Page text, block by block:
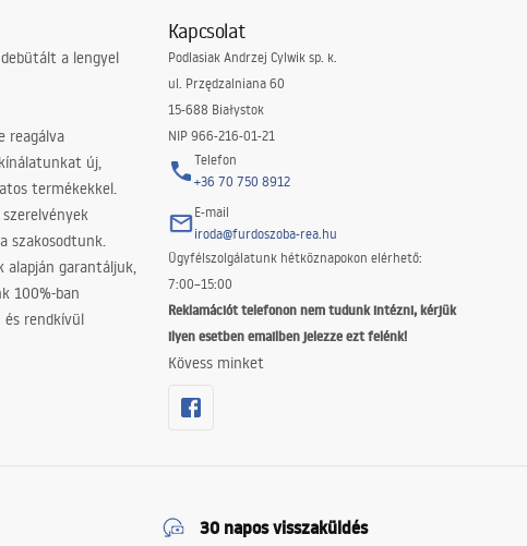
a lengyel
reagálva
új,
termékekkel.
szakosodtunk.
alapján garantáljuk,
100%-ban
és rendkívül
Kapcsolat
Podlasiak Andrzej Cylwik sp. k.
ul. Przędzalniana 60
15-688 Białystok
NIP 966-216-01-21
Telefon
+36 70 750 8912
E-mail
iroda@furdoszoba-rea.hu
Ügyfélszolgálatunk hétköznapokon elérhető:
7:00–15:00
Reklamációt telefonon nem tudunk intézni, kérjük
ilyen esetben emailben jelezze ezt felénk!
Kövess minket
30 napos visszaküldés